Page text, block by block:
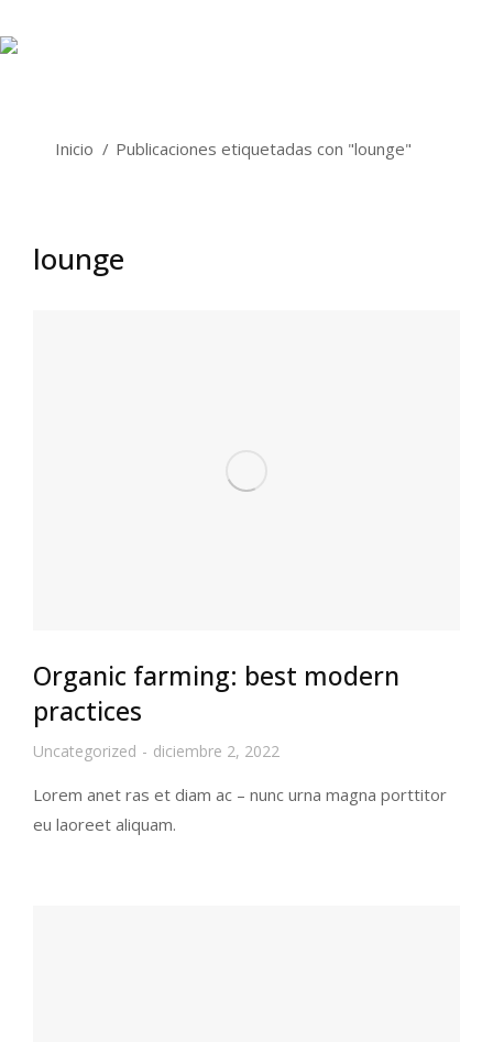
Estás aquí:
Inicio Publicaciones etiquetadas con "lounge"
lounge
Organic farming: best modern
practices
Uncategorized diciembre 2, 2022
Lorem anet ras et diam ac – nunc urna magna porttitor
eu laoreet aliquam.